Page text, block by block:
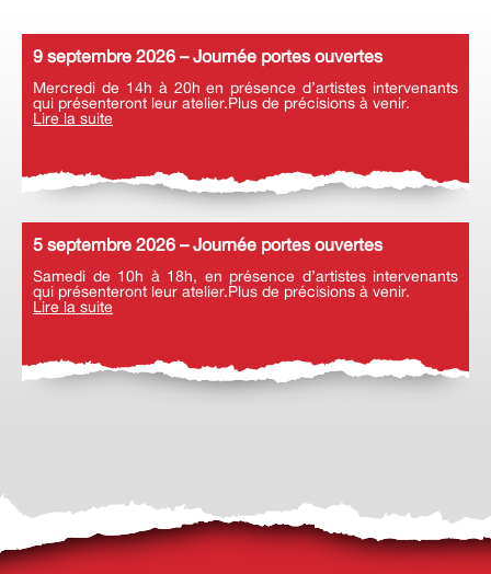
9 septembre 2026 – Journée portes ouvertes
Mercredi de 14h à 20h en présence d’artistes intervenants
qui présenteront leur atelier.Plus de précisions à venir.
Lire la suite
5 septembre 2026 – Journée portes ouvertes
Samedi de 10h à 18h, en présence d’artistes intervenants
qui présenteront leur atelier.Plus de précisions à venir.
Lire la suite